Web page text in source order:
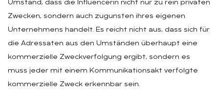
Umstand, dass die Influencerin nicht nur zu rein privaten
Zwecken, sondern auch zugunsten ihres eigenen
Unternehmens handelt. Es reicht nicht aus, dass sich für
die Adressaten aus den Umständen überhaupt eine
kommerzielle Zweckverfolgung ergibt, sondern es
muss jeder mit einem Kommunikationsakt verfolgte
kommerzielle Zweck erkennbar sein.